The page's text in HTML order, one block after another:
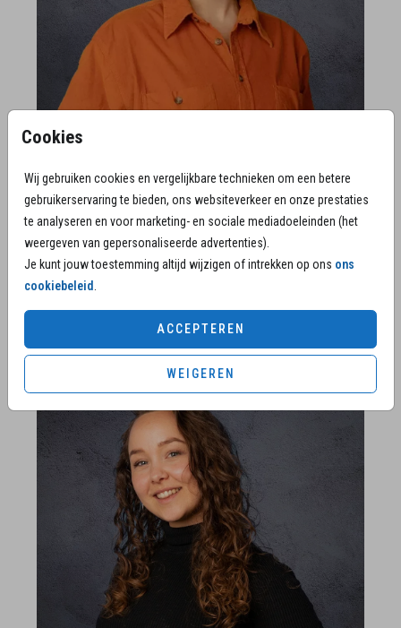
Cookies
Wij gebruiken cookies en vergelijkbare technieken om een betere
gebruikerservaring te bieden, ons websiteverkeer en onze prestaties
te analyseren en voor marketing- en sociale mediadoeleinden (het
weergeven van gepersonaliseerde advertenties).
Je kunt jouw toestemming altijd wijzigen of intrekken op ons ons
cookiebeleid
ACCEPTEREN
WEIGEREN
"Dankbaar om vanuit mijn passie voor vormgeving en
ervaring met rouw en verlies, bij te mogen dragen en te
ondersteunen bij het controleren, aanpassen of opmaken
van een persoonlijke rouwkaart. Een blijvende herinnering
aan wie iemand was en zal blijven."